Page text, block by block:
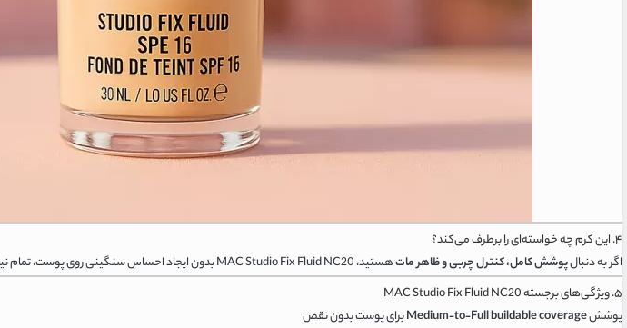
۴. این کرم چه خواسته‌ای را برطرف می‌کند؟
اگر به دنبالپوشش کامل، کنترل چربی و ظاهر ماتهستید، MAC Studio Fix Fluid NC20 بدون ایجاد احساس سنگینی روی پوست، تمام نیاز شما را در یک محصول حرفه‌ای و با کیفیت برآورده می‌کند.
۵. ویژگی‌های برجسته MAC Studio Fix Fluid NC20
پوششMedium‑to‑Full buildable coverageبرای پوست بدون نقص